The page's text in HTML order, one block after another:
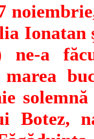
Ionatan
ne-a
Botez,